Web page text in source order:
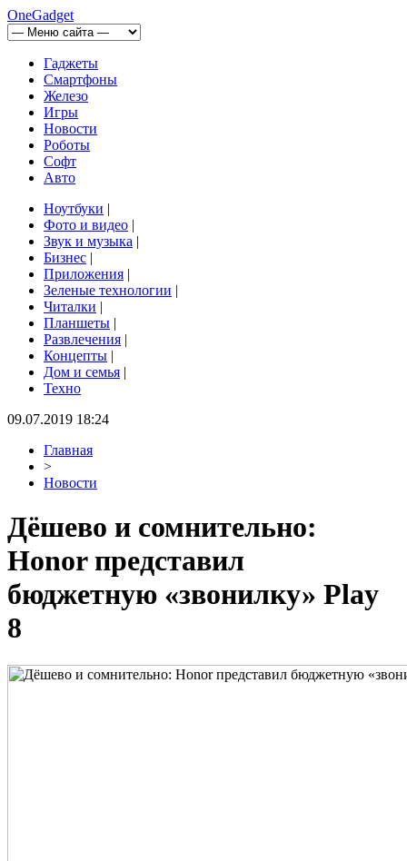
OneGadget
Гаджеты
Смартфоны
Железо
Игры
Новости
Роботы
Софт
Авто
Ноутбуки |
Фото и видео |
Звук и музыка |
Бизнес |
Приложения |
Зеленые технологии |
Читалки |
Планшеты |
Развлечения |
Концепты |
Дом и семья |
Техно
09.07.2019 18:24
Главная
>
Новости
Дёшево и сомнительно:
Honor представил
бюджетную «звонилку» Play
8